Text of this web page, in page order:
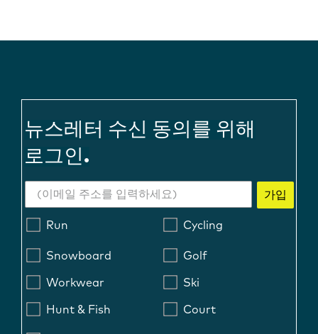
뉴스레터 수신 동의를 위해
로그인.
가입
Run Cycling
Snowboard Golf
Workwear Ski
Hunt & Fish Court